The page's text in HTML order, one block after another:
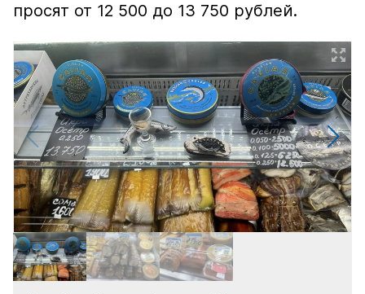
просят от 12 500 до 13 750 рублей.